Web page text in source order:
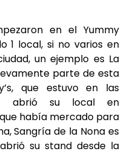
en el Yummy
1 local, si no varios en
un ejemplo es La
parte de esta
que estuvo en las
y abrió su local en
había mercado para
Sangría de la Nona es
su stand desde la